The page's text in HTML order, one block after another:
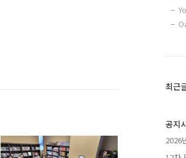
최
과
기
최근
공지
2026